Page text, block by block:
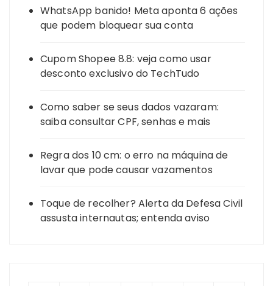
WhatsApp banido! Meta aponta 6 ações
que podem bloquear sua conta
Cupom Shopee 8.8: veja como usar
desconto exclusivo do TechTudo
Como saber se seus dados vazaram:
saiba consultar CPF, senhas e mais
Regra dos 10 cm: o erro na máquina de
lavar que pode causar vazamentos
Toque de recolher? Alerta da Defesa Civil
assusta internautas; entenda aviso